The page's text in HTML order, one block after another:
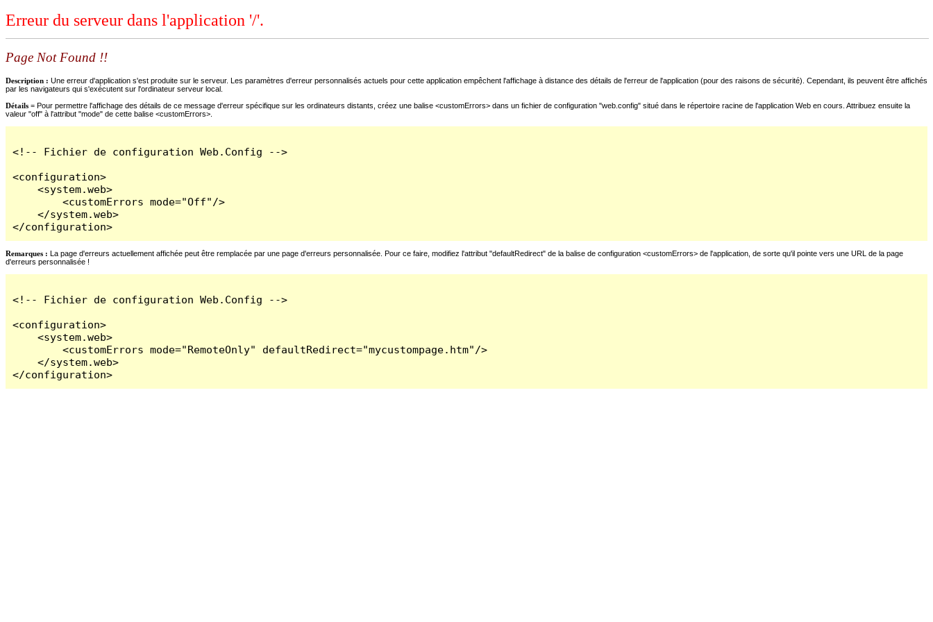
Erreur du serveur dans l'application '/'.
Page Not Found !!
Description : Une erreur d'application s'est produite sur le serveur. Les paramètres d'erreur personnalisés actuels pour cette application empêchent l'affichage à distance des détails de l'erreur de l'application (pour des raisons de sécurité). Cependant, ils peuvent être affichés
par les navigateurs qui s'exécutent sur l'ordinateur serveur local.
Détails = Pour permettre l'affichage des détails de ce message d'erreur spécifique sur les ordinateurs distants, créez une balise <customErrors> dans un fichier de configuration "web.config" situé dans le répertoire racine de l'application Web en cours. Attribuez ensuite la
valeur "off" à l'attribut "mode" de cette balise <customErrors>.
<!-- Fichier de configuration Web.Config -->
<configuration>
    <system.web>
        <customErrors mode="Off"/>
    </system.web>
</configuration>
Remarques : La page d'erreurs actuellement affichée peut être remplacée par une page d'erreurs personnalisée. Pour ce faire, modifiez l'attribut "defaultRedirect" de la balise de configuration <customErrors> de l'application, de sorte qu'il pointe vers une URL de la page
d'erreurs personnalisée !
<!-- Fichier de configuration Web.Config -->
<configuration>
    <system.web>
        <customErrors mode="RemoteOnly" defaultRedirect="mycustompage.htm"/>
    </system.web>
</configuration>